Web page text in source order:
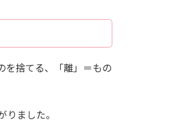
を捨てる、「離」＝もの
ました。